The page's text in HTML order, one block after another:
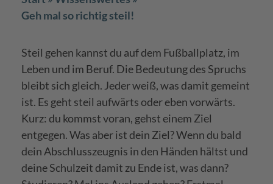
Geh mal so richtig steil!
Steil gehen kannst du auf dem Fußballplatz, im
Leben und im Beruf. Die Bedeutung des Spruchs
bleibt sich gleich. Jeder weiß, was damit gemeint
ist. Es geht steil aufwärts oder eben vorwärts.
Kurz: du kommst voran, gehst einem Ziel
entgegen. Was aber ist dein Ziel? Wenn du bald
dein Abschlusszeugnis in den Händen hältst und
deine Schulzeit damit zu Ende ist, was dann?